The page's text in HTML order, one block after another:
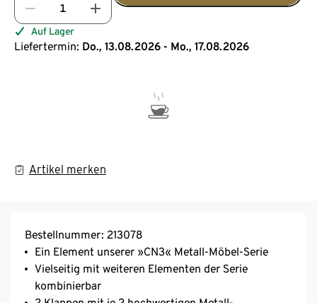
Auf Lager
Liefertermin: Do., 13.08.2026 - Mo., 17.08.2026
Artikel merken
Bestellnummer: 213078
Ein Element unserer »CN3« Metall-Möbel-Serie
Vielseitig mit weiteren Elementen der Serie
kombinierbar